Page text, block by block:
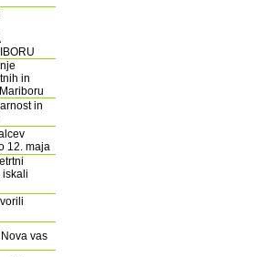
in
in
12. maja
iskali
vas